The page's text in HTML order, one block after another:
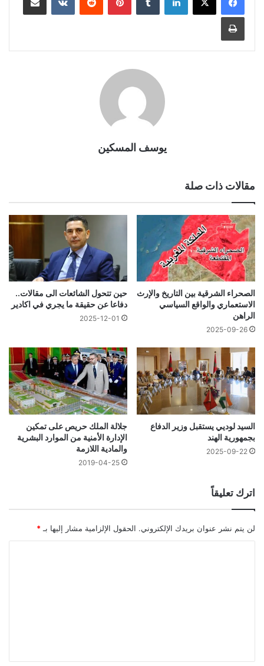
طباعة
يوسف المسكين
مقالات ذات صلة
الصحراء الشرقية بين التاريخ والإرث
الاستعماري والواقع السياسي
الراهن
2025-09-26
حين تتحول الشائعات الى مقالات..
دفاعا عن حقيقة ما يجري في اكادير
2025-12-01
السيد لوديي يستقبل وزير الدفاع
بجمهورية الهند
2025-09-22
جلالة الملك حريص على تمكين
الإدارة الأمنية من الموارد البشرية
والمادية اللازمة
2019-04-25
اترك تعليقاً
لن يتم نشر عنوان بريدك الإلكتروني. الحقول الإلزامية مشار إليها بـ *